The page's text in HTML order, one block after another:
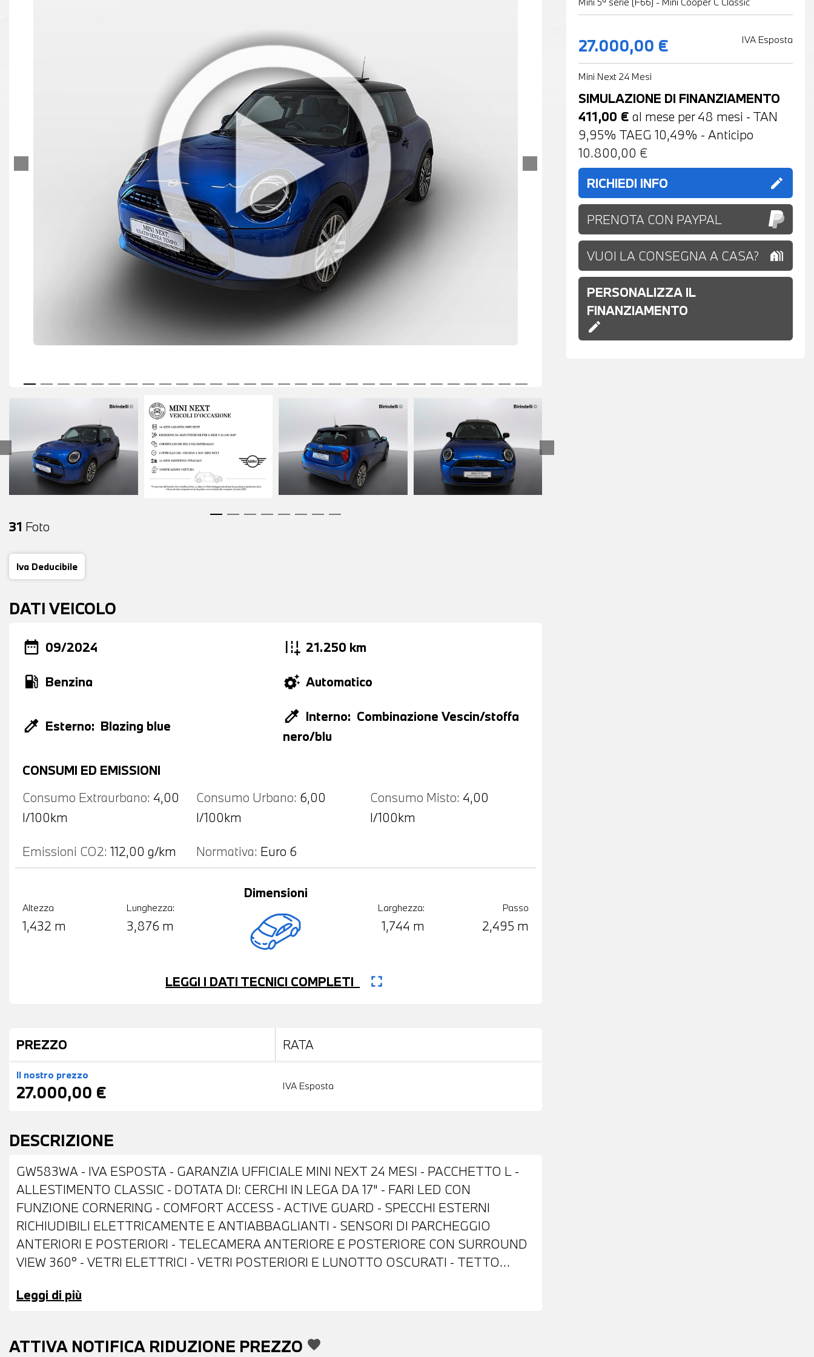
31 Foto
Iva Deducibile
DATI VEICOLO
date_range 09/2024 add_road 21.250 km
local_gas_station Benzina settings_suggestAutomatico
colorize Esterno: Blazing blue
colorize Interno: Combinazione Vescin/stoffa
nero/blu
CONSUMI ED EMISSIONI
Consumo Extraurbano: 4,00
l/100km
Consumo Urbano: 6,00
l/100km
Consumo Misto: 4,00
l/100km
Emissioni CO2: 112,00 g/km Normativa: Euro 6
Altezza
1,432 m
Lunghezza:
3,876 m
Dimensioni
Larghezza:
1,744 m
Passo
2,495 m
LEGGI I DATI TECNICI COMPLETI fullscreen
PREZZO RATA
Il nostro prezzo
27.000,00 € IVA Esposta
DESCRIZIONE
GW583WA - IVA ESPOSTA - GARANZIA UFFICIALE MINI NEXT 24 MESI - PACCHETTO L -
ALLESTIMENTO CLASSIC - DOTATA DI: CERCHI IN LEGA DA 17" - FARI LED CON
FUNZIONE CORNERING - COMFORT ACCESS - ACTIVE GUARD - SPECCHI ESTERNI
RICHIUDIBILI ELETTRICAMENTE E ANTIABBAGLIANTI - SENSORI DI PARCHEGGIO
ANTERIORI E POSTERIORI - TELECAMERA ANTERIORE E POSTERIORE CON SURROUND
VIEW 360° - VETRI ELETTRICI - VETRI POSTERIORI E LUNOTTO OSCURATI - TETTO
INTERNO AUTOANABBAGLIANTI - CAMBIO AUTOMATICO - RADIO DIGITALE DAB -
GUARD - LIMITATORE DI VELOCITA' - HEAD UP DISPLAY - MINI EXPERIENCE MODES -
USB - BLUETOOTH - APPLE CARPLAY - ANDROID AUTO - SISTEMA DI RICARICA
Leggi di più
ATTIVA NOTIFICA RIDUZIONE PREZZO favorite
27.000,00 € IVA Esposta
Mini Next 24 Mesi
SIMULAZIONE DI FINANZIAMENTO
411,00 € al mese per48 mesi - TAN
9,95% TAEG 10,49% - Anticipo
10.800,00 €
RICHIEDI INFO
edit
PRENOTA CON PAYPAL
VUOI LA CONSEGNA A CASA? holiday_village
PERSONALIZZA IL
FINANZIAMENTO
edit